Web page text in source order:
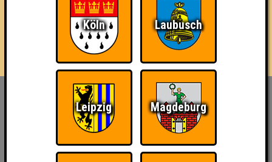
Inhaber & Geschäftsführer:
Georg Martin // Quizlabor
Sandower Straße 56
info@quizlabor.de
Köln Laubusch
Leipzig Magdeburg